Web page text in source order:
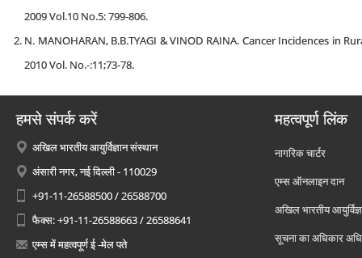
2009 Vol.10 No.5: 799-806.
N. MANOHARAN, B.B.TYAGI & VINOD RAINA. Cancer Incidences in
2010 Vol. No.-:11;73-78.
हमसे संपर्क करें
अखिल भारतीय आयुर्विज्ञान संस्थान
अंसारी नगर, नई दिल्ली - 110029
+91-11-26588500 / 26588700
फैक्स: +91-11-26588663 / 26588641
एम्स में महत्वपूर्ण ई -मेल पते
महत्वपूर्ण लिंक
नागरिक चार्टर
एम्स ऑनलाइन दान
अखिल भारतीय
सूचना का अधिकार